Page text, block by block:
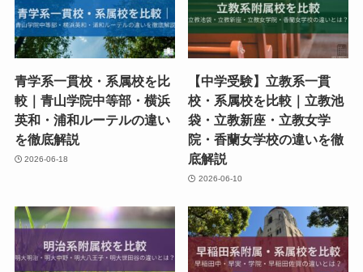
青学系一貫校・系属校を比
較｜青山学院中等部・横浜
英和・浦和ルーテルの違い
を徹底解説
2026-06-18
【中学受験】立教系一貫
校・系属校を比較｜立教池
袋・立教新座・立教女学
院・香蘭女学校の違いを徹
底解説
2026-06-10